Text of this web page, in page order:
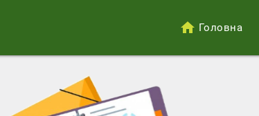
Головна